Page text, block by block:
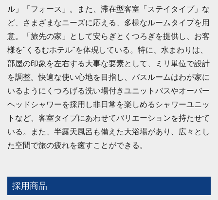
ル」「フォース」。また、滞在型客室「ステイタイプ」な
ど、さまざまなニーズに応える、多様なルームタイプを用
意。「旅先の家」として安らぎとくつろぎを提供し、お客
様を"くるむホテル"を体現している。特に、水まわりは、
部屋の印象を左右する大事な要素として、ミリ単位で設計
を調整。快適な使い心地を目指し、バスルームはわが家に
いるようにくつろげる洗い場付きユニットバスやオーバー
ヘッドシャワーを採用し非日常を楽しめるシャワーユニッ
トなど、客室タイプにあわせてバリエーションを持たせて
いる。また、半露天風呂も備えた大浴場があり、広々とし
た空間で旅の疲れを癒すことができる。
採用商品